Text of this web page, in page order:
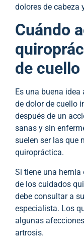
dolores de cabeza
Cuándo
de
Es una buena
de dolor de cuello
después de un
sanas y sin
suelen ser las que
quiropráctica.
Si tiene una
de los cuidados
debe consultar a
especialista. Los
algunas
artrosis.